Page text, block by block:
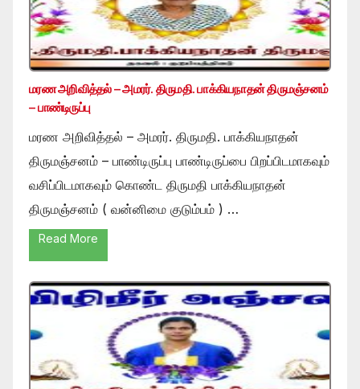
மரண அறிவித்தல் – அமரர். திருமதி. பாக்கியநாதன் திருமஞ்சனம்
– பாண்டிருப்பு
மரண அறிவித்தல் – அமரர். திருமதி. பாக்கியநாதன்
திருமஞ்சனம் – பாண்டிருப்பு பாண்டிருப்பை பிறப்பிடமாகவும்
வசிப்பிடமாகவும் கொண்ட திருமதி பாக்கியநாதன்
திருமஞ்சனம் ( வன்னிமை குடும்பம் ) …
Read More